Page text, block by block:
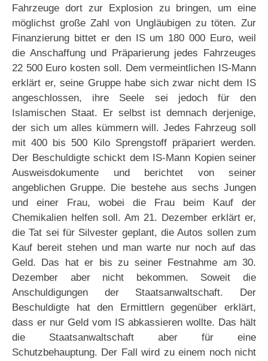
Fahrzeuge dort zur Explosion zu bringen, um eine
möglichst große Zahl von Ungläubigen zu töten. Zur
Finanzierung bittet er den IS um 180 000 Euro, weil
die Anschaffung und Präparierung jedes Fahrzeuges
22 500 Euro kosten soll. Dem vermeintlichen IS-Mann
erklärt er, seine Gruppe habe sich zwar nicht dem IS
angeschlossen, ihre Seele sei jedoch für den
Islamischen Staat. Er selbst ist demnach derjenige,
der sich um alles kümmern will. Jedes Fahrzeug soll
mit 400 bis 500 Kilo Sprengstoff präpariert werden.
Der Beschuldigte schickt dem IS-Mann Kopien seiner
Ausweisdokumente und berichtet von seiner
angeblichen Gruppe. Die bestehe aus sechs Jungen
und einer Frau, wobei die Frau beim Kauf der
Chemikalien helfen soll. Am 21. Dezember erklärt er,
die Tat sei für Silvester geplant, die Autos sollen zum
Kauf bereit stehen und man warte nur noch auf das
Geld. Das hat er bis zu seiner Festnahme am 30.
Dezember aber nicht bekommen. Soweit die
Anschuldigungen der Staatsanwaltschaft. Der
Beschuldigte hat den Ermittlern gegenüber erklärt,
dass er nur Geld vom IS abkassieren wollte. Das hält
die Staatsanwaltschaft aber für eine
Schutzbehauptung. Der Fall wird zu einem noch nicht